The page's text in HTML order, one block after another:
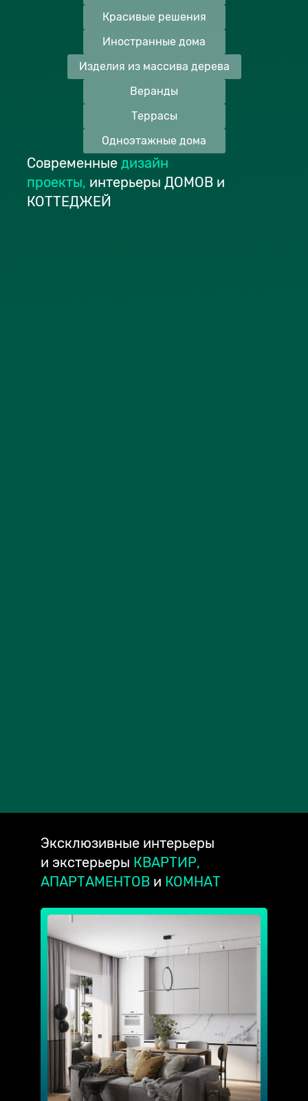
Красивые решения
Иностранные дома
Изделия из массива дерева
Веранды
Террасы
Одноэтажные дома
Современные дизайн
проекты, интерьеры ДОМОВ и
КОТТЕДЖЕЙ
Эксклюзивные интерьеры
и экстерьеры КВАРТИР,
АПАРТАМЕНТОВ и КОМНАТ